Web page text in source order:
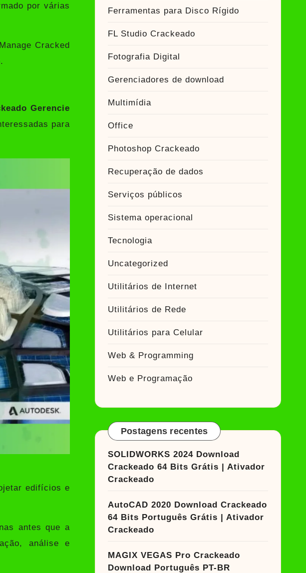
por várias
Cracked
Gerencie
para
edifícios e
antes que a
análise e
Ferramentas para Disco Rígido
FL Studio Crackeado
Fotografia Digital
Gerenciadores de download
Multimídia
Office
Photoshop Crackeado
Recuperação de dados
Serviços públicos
Sistema operacional
Tecnologia
Uncategorized
Utilitários de Internet
Utilitários de Rede
Utilitários para Celular
Web & Programming
Web e Programação
Postagens recentes
SOLIDWORKS 2024 Download
Crackeado 64 Bits Grátis | Ativador
Crackeado
AutoCAD 2020 Download Crackeado
64 Bits Português Grátis | Ativador
Crackeado
MAGIX VEGAS Pro Crackeado
Download Português PT-BR